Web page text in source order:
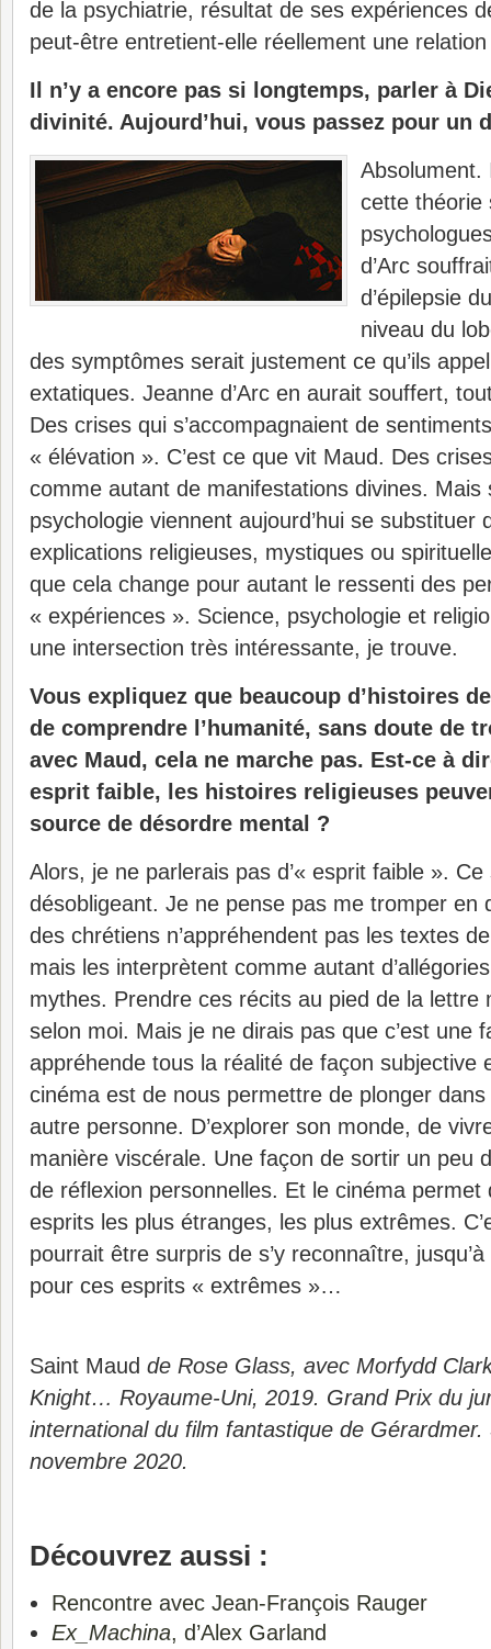
de la psychiatrie, résultat de ses expériences
peut-être entretient-elle réellement une relation
Il n’y a encore pas si longtemps, parler à
divinité. Aujourd’hui, vous passez pour un
Absolument.
cette théorie
d’Arc
d’épilepsie
niveau du
des symptômes serait justement ce qu’ils
extatiques. Jeanne d’Arc en aurait souffert,
Des crises qui s’accompagnaient de
« élévation ». C’est ce que vit Maud. Des
comme autant de manifestations divines. Mais
psychologie viennent aujourd’hui se substituer
explications religieuses, mystiques ou
que cela change pour autant le ressenti des
« expériences ». Science, psychologie et
une intersection très intéressante, je trouve.
Vous expliquez que beaucoup d’histoires
de comprendre l’humanité, sans doute de
avec Maud, cela ne marche pas. Est-ce à
esprit faible, les histoires religieuses
source de désordre mental ?
Alors, je ne parlerais pas d’« esprit faible ».
désobligeant. Je ne pense pas me tromper en
des chrétiens n’appréhendent pas les textes
mais les interprètent comme autant
mythes. Prendre ces récits au pied de la lettre
selon moi. Mais je ne dirais pas que c’est une
appréhende tous la réalité de façon subjective
cinéma est de nous permettre de plonger dans
autre personne. D’explorer son monde, de
manière viscérale. Une façon de sortir un peu
de réflexion personnelles. Et le cinéma permet
esprits les plus étranges, les plus extrêmes.
pourrait être surpris de s’y reconnaître, jusqu’à
pour ces esprits « extrêmes »…
Saint Maud de Rose Glass, avec Morfydd
Knight… Royaume-Uni, 2019. Grand Prix du
international du film fantastique de
novembre 2020.
Découvrez aussi :
Rencontre avec Jean-François Rauger
Ex_Machina, d’Alex Garland